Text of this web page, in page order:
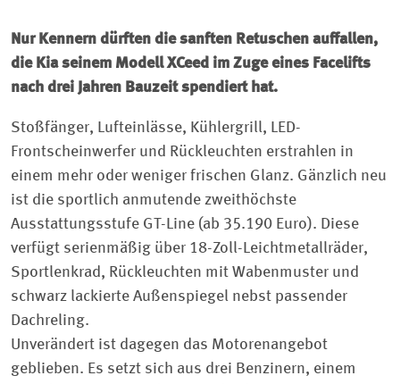
Nur Kennern dürften die sanften Retuschen auffallen,
die Kia seinem Modell XCeed im Zuge eines Facelifts
nach drei Jahren Bauzeit spendiert hat.
Stoßfänger, Lufteinlässe, Kühlergrill, LED-
Frontscheinwerfer und Rückleuchten erstrahlen in
einem mehr oder weniger frischen Glanz. Gänzlich neu
ist die sportlich anmutende zweithöchste
Ausstattungsstufe GT-Line (ab 35.190 Euro). Diese
verfügt serienmäßig über 18-Zoll-Leichtmetallräder,
Sportlenkrad, Rückleuchten mit Wabenmuster und
schwarz lackierte Außenspiegel nebst passender
Dachreling.
Unverändert ist dagegen das Motorenangebot
geblieben. Es setzt sich aus drei Benzinern, einem